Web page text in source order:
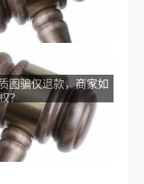
图骗仅退款，商家如
？